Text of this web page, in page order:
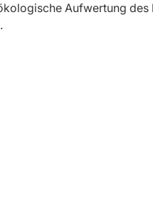
Aufwertung des